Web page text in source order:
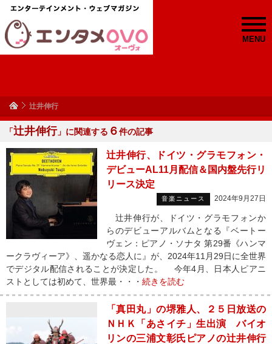
MENU
辻井伸行
「辻井伸行」に関連する ６件の記事
辻井伸行、ドイツ・グラモフォン・
デビューAL11月配信＆国内盤先行リ
リース決定
音楽ニュース 2024年9月27日
辻井伸行が、ドイツ・グラモフォンか
らのデビューアルバムとなる『ベートー
ヴェン：ピアノ・ソナタ 第29番《ハンマ
ークラヴィーア》、遥かなる恋人に』が、2024年11月29日に全世界
でデジタル配信されることが決定した。 今年4月、日本人ピアニ
ストとしては初めて、世界最・・・ 続きを読む
「真田丸」の堺雅人、２５日放送の
ＮＨＫ「あさイチ」生出演 バイオ
リンの三浦文彰氏ピアノの辻井伸行